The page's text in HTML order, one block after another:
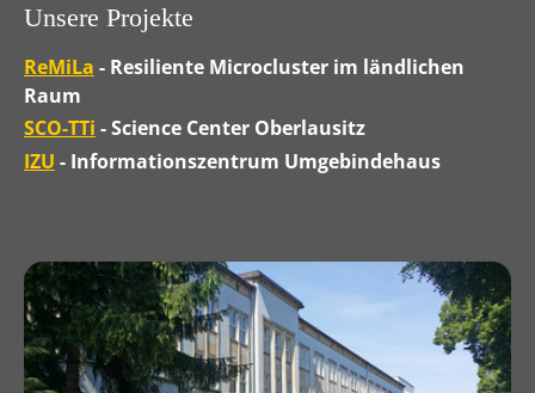
Unsere Projekte
ReMiLa - Resiliente Microcluster im ländlichen
Raum
SCO-TTi - Science Center Oberlausitz
IZU - Informationszentrum Umgebindehaus